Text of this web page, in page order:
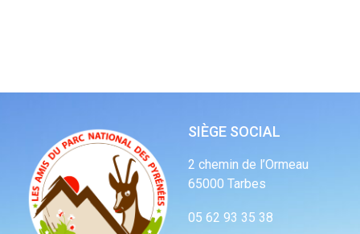
SIÈGE SOCIAL
2 chemin de l’Ormeau
65000 Tarbes
05 62 93 35 38